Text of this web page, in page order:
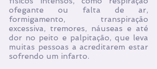
ofegante ou falta de ar,
formigamento, transpiração
excessiva, tremores, náuseas e até
dor no peito e palpitação, que leva
muitas pessoas a acreditarem estar
sofrendo um infarto.